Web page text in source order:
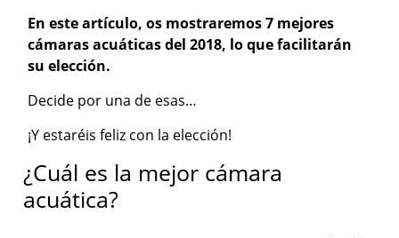
En este artículo, os mostraremos 7 mejores
cámaras acuáticas del 2018, lo que facilitarán
su elección.
Decide por una de esas…
¡Y estaréis feliz con la elección!
¿Cuál es la mejor cámara
acuática?